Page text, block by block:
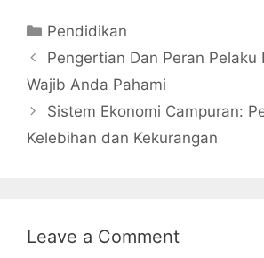
Categories
Pendidikan
Pengertian Dan Peran Pelaku
Wajib Anda Pahami
Sistem Ekonomi Campuran:
Kelebihan dan Kekurangan
Leave a Comment